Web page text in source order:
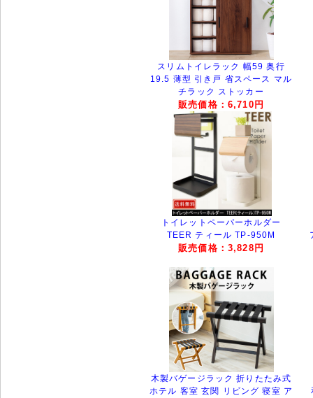
スリムトイレラック 幅59 奥行
19.5 薄型 引き戸 省スペース マル
チラック ストッカー
販売価格：6,710円
トイレットペーパーホルダー
TEER ティール TP-950M
販売価格：3,828円
木製バゲージラック 折りたたみ式
ホテル 客室 玄関 リビング 寝室 ア